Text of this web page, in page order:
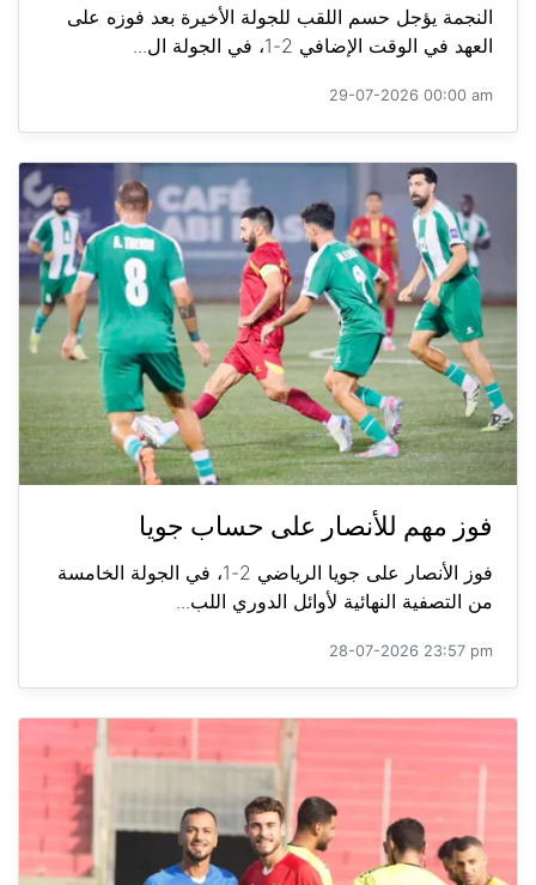
النجمة يؤجل حسم اللقب للجولة الأخيرة بعد فوزه على
العهد في الوقت الإضافي 2-1، في الجولة ال...
29-07-2026 00:00 am
فوز مهم للأنصار على حساب جويا
فوز الأنصار على جويا الرياضي 2-1، في الجولة الخامسة
من التصفية النهائية لأوائل الدوري اللب...
28-07-2026 23:57 pm